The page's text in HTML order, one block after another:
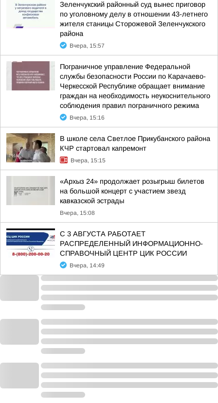
Зеленчукский районный суд вынес приговор
по уголовному делу в отношении 43-летнего
жителя станицы Сторожевой Зеленчукского
района
Вчера, 15:57
Пограничное управление Федеральной
службы безопасности России по Карачаево-
Черкесской Республике обращает внимание
граждан на необходимость неукоснительного
соблюдения правил пограничного режима
Вчера, 15:16
В школе села Светлое Прикубанского района
КЧР стартовал капремонт
Вчера, 15:15
«Архыз 24» продолжает розыгрыш билетов
на большой концерт с участием звезд
кавказской эстрады
Вчера, 15:08
С 3 АВГУСТА РАБОТАЕТ
РАСПРЕДЕЛЕННЫЙ ИНФОРМАЦИОННО-
СПРАВОЧНЫЙ ЦЕНТР ЦИК РОССИИ
Вчера, 14:49